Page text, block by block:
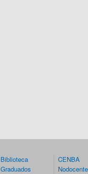
Biblioteca
Graduados
CENBA